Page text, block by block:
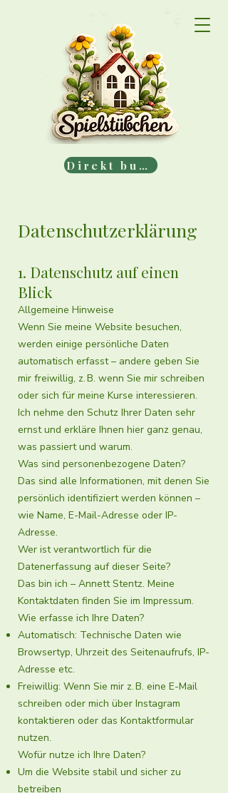
Direkt buchen
Datenschutzerklärung
1. Datenschutz auf einen
Blick
Allgemeine Hinweise
Wenn Sie meine Website besuchen,
werden einige persönliche Daten
automatisch erfasst – andere geben Sie
mir freiwillig, z. B. wenn Sie mir schreiben
oder sich für meine Kurse interessieren.
Ich nehme den Schutz Ihrer Daten sehr
ernst und erkläre Ihnen hier ganz genau,
was passiert und warum.
Was sind personenbezogene Daten?
Das sind alle Informationen, mit denen Sie
persönlich identifiziert werden können –
wie Name, E-Mail-Adresse oder IP-
Adresse.
Wer ist verantwortlich für die
Datenerfassung auf dieser Seite?
Das bin ich – Annett Stentz. Meine
Kontaktdaten finden Sie im Impressum.
Wie erfasse ich Ihre Daten?
Automatisch: Technische Daten wie
Browsertyp, Uhrzeit des Seitenaufrufs, IP-
Adresse etc.
Freiwillig: Wenn Sie mir z. B. eine E-Mail
schreiben oder mich über Instagram
kontaktieren oder das Kontaktformular
nutzen.
Wofür nutze ich Ihre Daten?
Um die Website stabil und sicher zu
betreiben